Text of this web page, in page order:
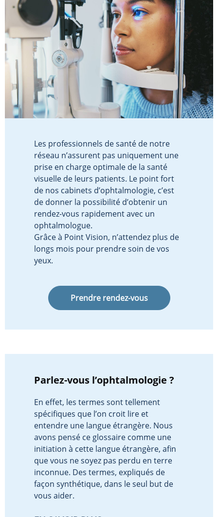
Les professionnels de santé de notre
réseau n’assurent pas uniquement une
prise en charge optimale de la santé
visuelle de leurs patients. Le point fort
de nos cabinets d’ophtalmologie, c’est
de donner la possibilité d’obtenir un
rendez-vous rapidement avec un
ophtalmologue.
Grâce à Point Vision, n’attendez plus de
longs mois pour prendre soin de vos
yeux.
Prendre rendez-vous
Parlez-vous l’ophtalmologie ?
En effet, les termes sont tellement
spécifiques que l’on croit lire et
entendre une langue étrangère. Nous
avons pensé ce glossaire comme une
initiation à cette langue étrangère, afin
que vous ne soyez pas perdu en terre
inconnue. Des termes, expliqués de
façon synthétique, dans le seul but de
vous aider.